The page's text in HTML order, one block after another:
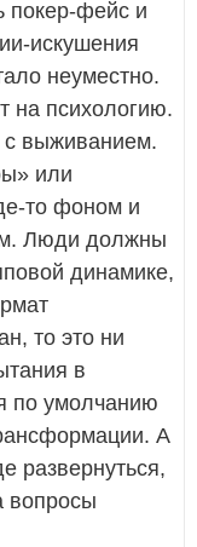
покер-фейс и
искушения
неуместно.
на психологию.
с выживанием.
или
то фоном и
Люди должны
динамике,
то это ни
в
по умолчанию
А
развернуться,
вопросы